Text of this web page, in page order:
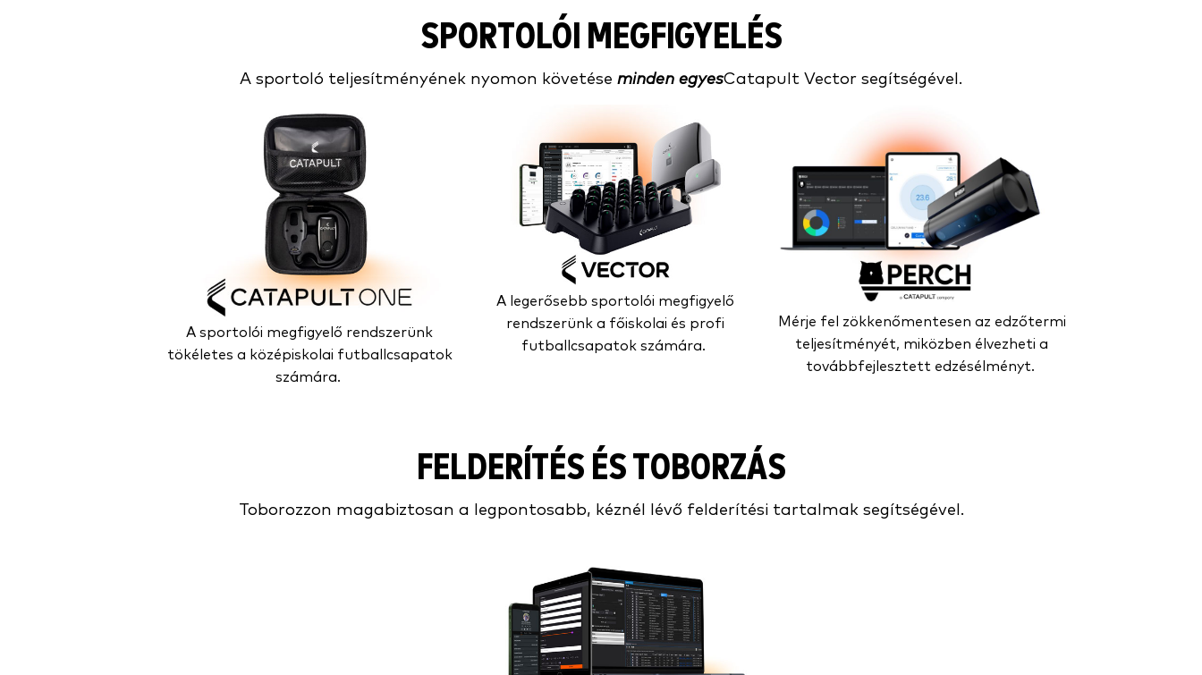
SPORTOLÓI MEGFIGYELÉS
A sportoló teljesítményének nyomon követése minden egyesCatapult Vector segítségével.
A sportolói megfigyelő rendszerünk
tökéletes a középiskolai futballcsapatok
számára.
A legerősebb sportolói megfigyelő
rendszerünk a főiskolai és profi
futballcsapatok számára.
Mérje fel zökkenőmentesen az edzőtermi
teljesítményét, miközben élvezheti a
továbbfejlesztett edzésélményt.
FELDERÍTÉS ÉS TOBORZÁS
Toborozzon magabiztosan a legpontosabb, kéznél lévő felderítési tartalmak segítségével.